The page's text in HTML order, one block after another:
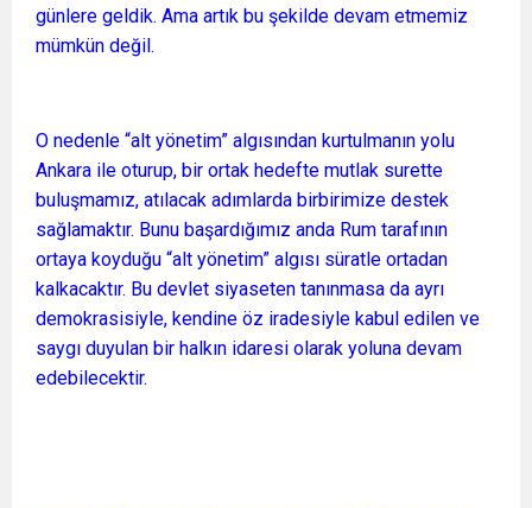
günlere geldik. Ama artık bu şekilde devam etmemiz
mümkün değil.
O nedenle “alt yönetim” algısından kurtulmanın yolu
Ankara ile oturup, bir ortak hedefte mutlak surette
buluşmamız, atılacak adımlarda birbirimize destek
sağlamaktır. Bunu başardığımız anda Rum tarafının
ortaya koyduğu “alt yönetim” algısı süratle ortadan
kalkacaktır. Bu devlet siyaseten tanınmasa da ayrı
demokrasisiyle, kendine öz iradesiyle kabul edilen ve
saygı duyulan bir halkın idaresi olarak yoluna devam
edebilecektir.